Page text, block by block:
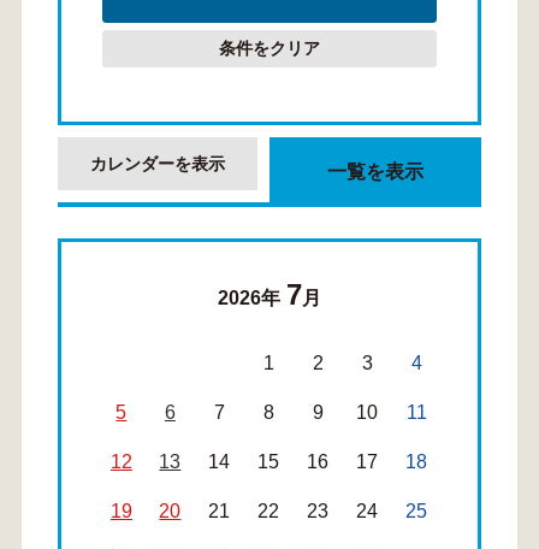
条件をクリア
カレンダーを表示 一覧を表示
2026年 7月
1 2 3 4
5 6 7 8 9 10 11
12 13 14 15 16 17 18
19 20 21 22 23 24 25